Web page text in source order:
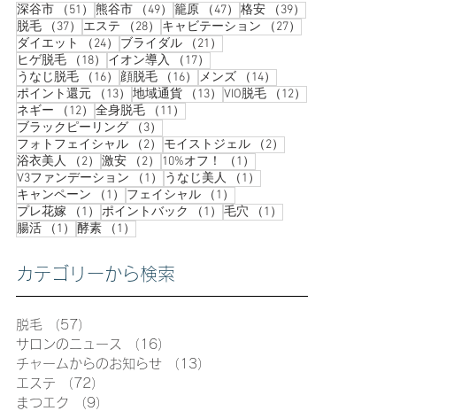
深谷市 （51） 51件の記事
熊谷市 （49） 49件の記事
籠原 （47） 47件の記事
格安 （39）
脱毛
（37） 37件の記事
エステ （28） 28件の記事
キャビテーション （27）
ダイエット
（24） 24件の記事
ブライダル （21）
ヒゲ脱毛
（18） 18件の記事
イオン導入 （17）
うなじ脱毛
（16） 16件の記事
顔脱毛 （16） 16件の記事
メンズ （14）
ポイント還元
（13） 13件の記事
地域通貨 （13） 13件の記事
VIO脱毛 （12）
ネギー
（12） 12件の記事
全身脱毛 （11）
ブラックピーリング
（3）
フォトフェイシャル
（2） 2件の記事
モイストジェル （2）
浴衣美人
（2） 2件の記事
激安 （2） 2件の記事
10%オフ！ （1）
V3ファンデーション
（1） 1件の記事
うなじ美人 （1）
キャンペーン
（1） 1件の記事
フェイシャル （1）
プレ花嫁
（1） 1件の記事
ポイントバック （1） 1件の記事
毛穴 （1）
腸活
（1） 1件の記事
酵素 （1）
カテゴリーから検索
脱毛 （57）
サロンのニュース
（16）
チャームからのお知らせ
（13）
エステ
（72）
まつエク
（9）